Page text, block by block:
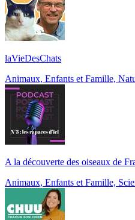
laVieDesChats
Animaux, Enfants et Famille,
A la découverte des oiseaux de
Animaux, Enfants et Famille,